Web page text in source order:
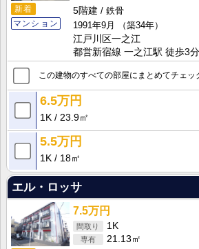
新着
マンション
5階建
鉄骨
1991年9月
（築34年）
江戸川区一之江
都営新宿線 一之江駅 徒歩3分
この建物のすべての部屋にまとめてチェッ
6.5万円
1K 23.9㎡
5.5万円
1K 18㎡
エル・ロッサ
7.5万円
1K
21.13㎡